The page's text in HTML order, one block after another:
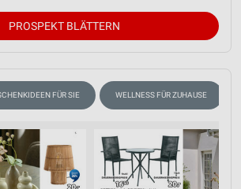
PROSPEKT BLÄTTERN
FÜR SIE WELLNESS FÜR ZUHAUSE